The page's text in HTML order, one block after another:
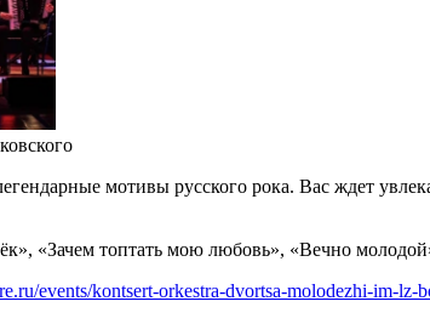
мотивы русского рока. Вас ждет
«Зачем топтать мою любовь», «Вечно
events/kontsert-orkestra-dvortsa-molodezhi-im-lz-